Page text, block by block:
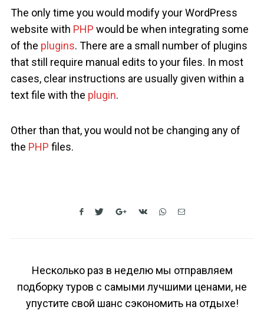
The only time you would modify your WordPress
website with PHP would be when integrating some
of the plugins. There are a small number of plugins
that still require manual edits to your files. In most
cases, clear instructions are usually given within a
text file with the plugin.
Other than that, you would not be changing any of
the PHP files.
Несколько раз в неделю мы отправляем
подборку туров с самыми лучшими ценами, не
упустите свой шанс сэкономить на отдыхе!